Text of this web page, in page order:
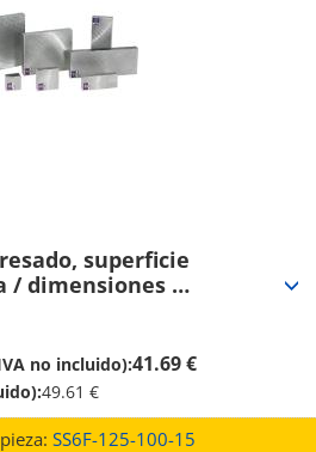
superficie
/ dimensiones
Equiv. (SS6F-125-100-
no incluido):41.69 €
49.61 €
SS6F-125-100-15